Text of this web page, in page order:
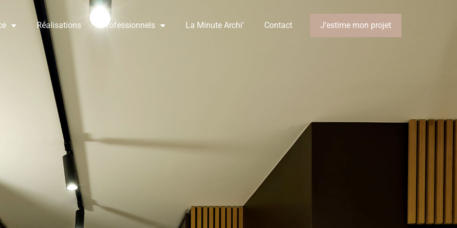
Réalisations Professionnels La Minute Archi’ Contact J’estime mon projet